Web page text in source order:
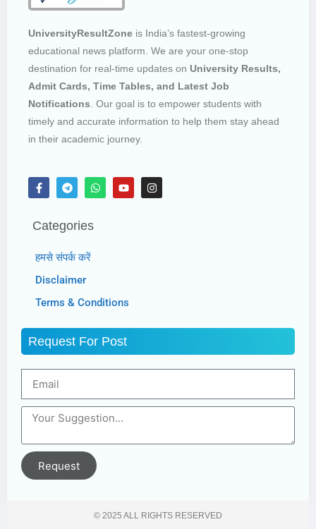
UniversityResultZone is India’s fastest-growing
educational news platform. We are your one-stop
destination for real-time updates on University Results,
Admit Cards, Time Tables, and Latest Job
Notifications. Our goal is to empower students with
timely and accurate information to help them stay ahead
in their academic journey.
Categories
हमसे संपर्क करें
Disclaimer
Terms & Conditions
Request For Post
Request
© 2025 ALL RIGHTS RESERVED​